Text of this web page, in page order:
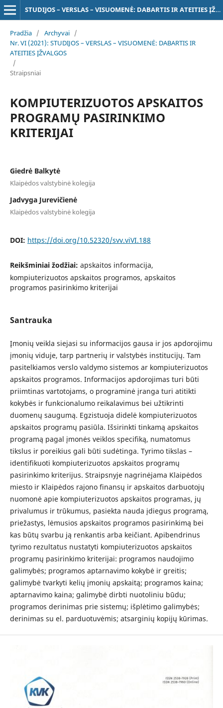
STUDIJOS – VERSLAS – VISUOMENĖ: DABARTIS IR ATEITIES ĮŽVALGOS
Pradžia / Archyvai /
Nr. VI (2021): STUDIJOS – VERSLAS – VISUOMENĖ: DABARTIS IR
ATEITIES ĮŽVALGOS
/
Straipsniai
KOMPIUTERIZUOTOS APSKAITOS
PROGRAMŲ PASIRINKIMO
KRITERIJAI
Giedrė Balkytė
Klaipėdos valstybinė kolegija
Jadvyga Jurevičienė
Klaipėdos valstybinė kolegija
DOI: https://doi.org/10.52320/svv.viVI.188
Reikšminiai žodžiai: apskaitos informacija,
kompiuterizuotos apskaitos programos, apskaitos
programos pasirinkimo kriterijai
Santrauka
Įmonių veikla siejasi su informacijos gausa ir jos apdorojimu
įmonių viduje, tarp partnerių ir valstybės institucijų. Tam
pasitelkiamos verslo valdymo sistemos ar kompiuterizuotos
apskaitos programos. Informacijos apdorojimas turi būti
priimtinas vartotojams, o programinė įranga turi atitikti
kokybės ir funkcionalumo reikalavimus bei užtikrinti
duomenų saugumą. Egzistuoja didelė kompiuterizuotos
apskaitos programų pasiūla. Išsirinkti tinkamą apskaitos
programą pagal įmonės veiklos specifiką, numatomus
tikslus ir poreikius gali būti sudėtinga. Tyrimo tikslas –
identifikuoti kompiuterizuotos apskaitos programų
pasirinkimo kriterijus. Straipsnyje nagrinėjama Klaipėdos
miesto ir Klaipėdos rajono finansų ir apskaitos darbuotojų
nuomonė apie kompiuterizuotos apskaitos programas, jų
privalumus ir trūkumus, pasiekta nauda įdiegus programą,
priežastys, lėmusios apskaitos programos pasirinkimą bei
kas būtų svarbu ją renkantis arba keičiant. Apibendrinus
tyrimo rezultatus nustatyti kompiuterizuotos apskaitos
programų pasirinkimo kriterijai: programos naudojimo
galimybės; programos aptarnavimo kokybė ir greitis;
galimybė tvarkyti kelių įmonių apskaitą; programos kaina;
aptarnavimo kaina; galimybė dirbti nuotoliniu būdu;
programos derinimas prie sistemų; išplėtimo galimybės;
derinimas su el. parduotuvėmis; atsarginių kopijų kūrimas.